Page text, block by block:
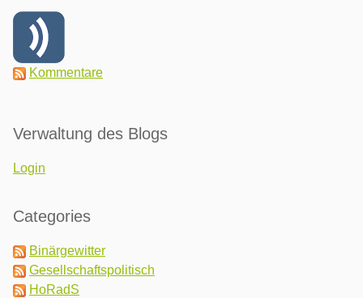
Kommentare
Verwaltung des Blogs
Login
Categories
Binärgewitter
Gesellschaftspolitisch
HoRadS